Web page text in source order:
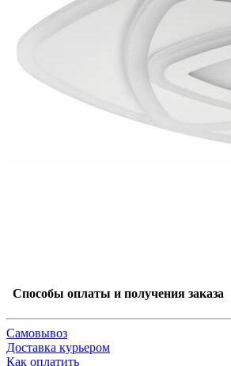
Способы оплаты и получения заказа
Самовывоз
Доставка курьером
Как оплатить